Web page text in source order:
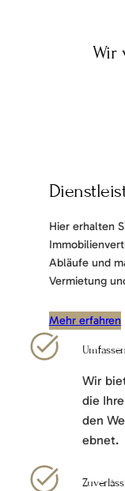
Wir
Hier erhalten
Abläufe und
Vermietung
Mehr erfahren
Wir
die
den
ebnet.